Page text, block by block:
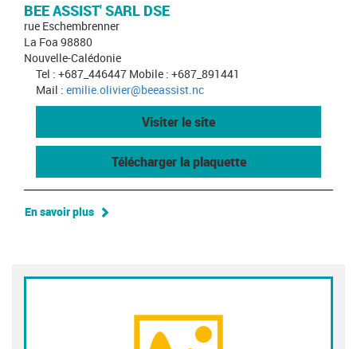
BEE ASSIST' SARL DSE
rue Eschembrenner
La Foa 98880
Nouvelle-Calédonie
Tel : +687_446447 Mobile : +687_891441
Mail : emilie.olivier@beeassist.nc
Visiter le site
Télécharger la plaquette
En savoir plus